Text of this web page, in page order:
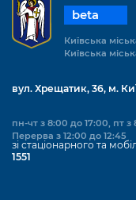
beta
Київська
Київська
вул. Хрещатик, 36, м.
пн-чт з 8:00 до 17:00, пт з
Перерва з 12:00 до 12:45
зі стаціонарного та
1551